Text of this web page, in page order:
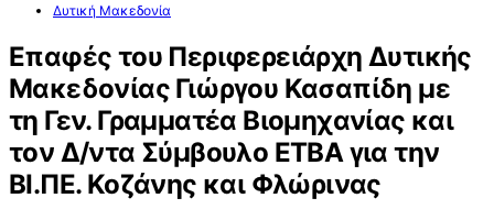
Δυτική Μακεδονία
Επαφές του Περιφερειάρχη Δυτικής
Μακεδονίας Γιώργου Κασαπίδη με
τη Γεν. Γραμματέα Βιομηχανίας και
τον Δ/ντα Σύμβουλο ΕΤΒΑ για την
ΒΙ.ΠΕ. Κοζάνης και Φλώρινας